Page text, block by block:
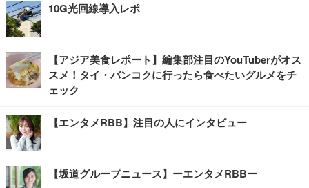
10G光回線導入レポ
【アジア美食レポート】編集部注目のYouTuberがオス
スメ！タイ・バンコクに行ったら食べたいグルメをチ
ェック
【エンタメRBB】注目の人にインタビュー
【坂道グループニュース】ーエンタメRBBー